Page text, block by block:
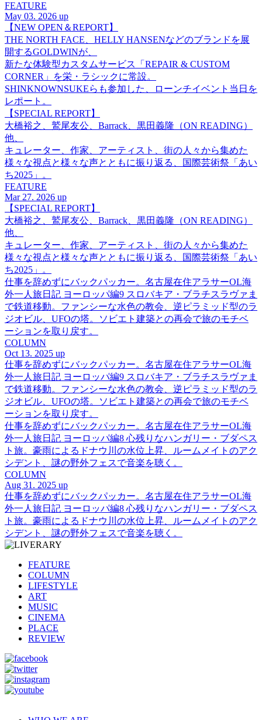
FEATURE
May 03. 2026 up
【NEW OPEN＆REPORT】
THE NORTH FACE、HELLY HANSENなどのブランドを展
開するGOLDWINが、
新たな体験型カスタムサービス「REPAIR & CUSTOM
CORNER」を栄・ラシックに常設。
SHINKNOWNSUKEらも参加した、ローンチイベント当日を
レポート。
【SPECIAL REPORT】
大橋裕之、鷲尾友公、Barrack、黒田義隆（ON READING）
他、
キュレーター、作家、アーティスト、街の人々から集めた
様々な視点と様々な声とともに振り返る、国際芸術祭「あい
ち2025」。
FEATURE
Mar 27. 2026 up
【SPECIAL REPORT】
大橋裕之、鷲尾友公、Barrack、黒田義隆（ON READING）
他、
キュレーター、作家、アーティスト、街の人々から集めた
様々な視点と様々な声とともに振り返る、国際芸術祭「あい
ち2025」。
仕事を辞めずにバックパッカー。名古屋在住アラサーOL海
外一人旅日記 ヨーロッパ編9 スロバキア・ブラチスラヴァま
で鉄道移動。ファンシーな水色の教会、逆ピラミッド型のラ
ジオビル、UFOの塔。ソビエト建築との再会で旅のモチベ
ーションを取り戻す。
COLUMN
Oct 13. 2025 up
仕事を辞めずにバックパッカー。名古屋在住アラサーOL海
外一人旅日記 ヨーロッパ編9 スロバキア・ブラチスラヴァま
で鉄道移動。ファンシーな水色の教会、逆ピラミッド型のラ
ジオビル、UFOの塔。ソビエト建築との再会で旅のモチベ
ーションを取り戻す。
仕事を辞めずにバックパッカー。名古屋在住アラサーOL海
外一人旅日記 ヨーロッパ編8 心残りなハンガリー・ブダペス
ト旅。豪雨によるドナウ川の水位上昇、ルームメイトのアク
シデント、謎の野外フェスで音楽を聴く。
COLUMN
Aug 31. 2025 up
仕事を辞めずにバックパッカー。名古屋在住アラサーOL海
外一人旅日記 ヨーロッパ編8 心残りなハンガリー・ブダペス
ト旅。豪雨によるドナウ川の水位上昇、ルームメイトのアク
シデント、謎の野外フェスで音楽を聴く。
FEATURE
COLUMN
LIFESTYLE
ART
MUSIC
CINEMA
PLACE
REVIEW